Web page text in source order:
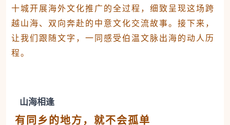
十城开展海外文化推广的全过程，细致呈现这场跨
越山海、双向奔赴的中意文化交流故事。接下来，
让我们跟随文字，一同感受伯温文脉出海的动人历
程。
山海相逢
有同乡的地方，就不会孤单